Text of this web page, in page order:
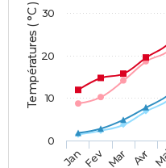
Températures ( °C )
JanFev Mar Avr
0
10
20
30